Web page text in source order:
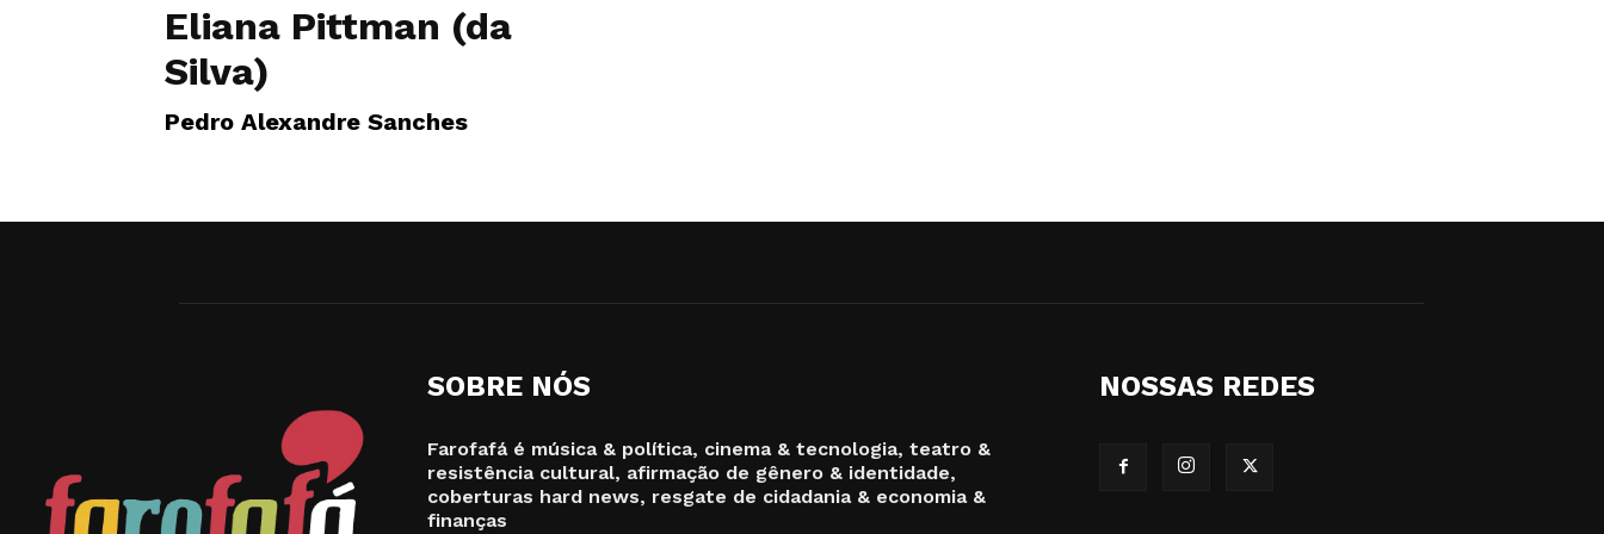
Eliana Pittman (da
Silva)
Pedro Alexandre Sanches
SOBRE NÓS
Farofafá é música & política, cinema & tecnologia, teatro &
resistência cultural, afirmação de gênero & identidade,
coberturas hard news, resgate de cidadania & economia &
finanças
NOSSAS REDES